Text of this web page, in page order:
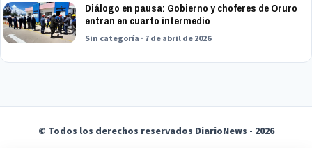
Diálogo en pausa: Gobierno y choferes de Oruro
entran en cuarto intermedio
Sin categoría · 7 de abril de 2026
© Todos los derechos reservados DiarioNews - 2026